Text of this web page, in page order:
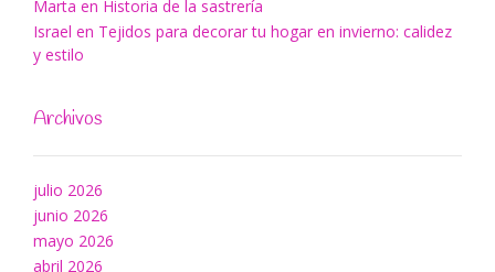
Marta en Historia de la sastrería
Israel en Tejidos para decorar tu hogar en invierno: calidez
y estilo
Archivos
julio 2026
junio 2026
mayo 2026
abril 2026